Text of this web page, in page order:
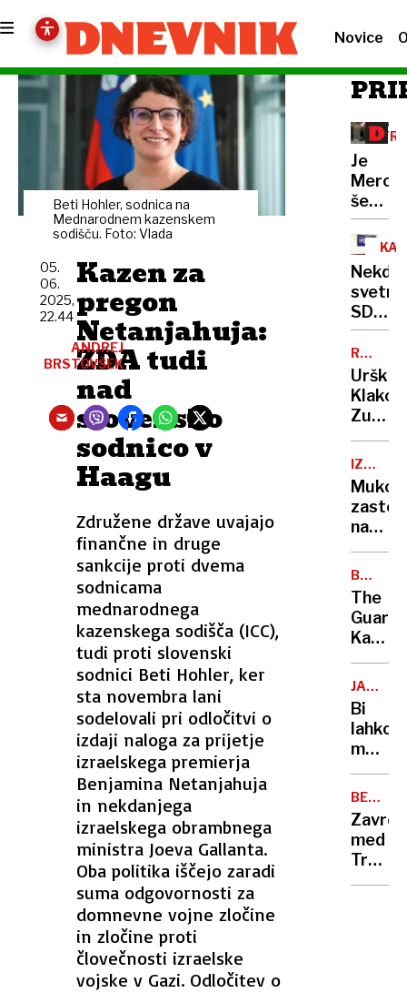
Novice
Beti Hohler, sodnica na
Mednarodnem kazenskem
sodišču. Foto: Vlada
Kazen za
pregon
Netanjahuja:
ZDA tudi
nad
slovensko
sodnico v
Haagu
Združene države uvajajo
finančne in druge
sankcije proti dvema
sodnicama
mednarodnega
kazenskega sodišča (ICC),
tudi proti slovenski
sodnici Beti Hohler, ker
sta novembra lani
sodelovali pri odločitvi o
izdaji naloga za prijetje
izraelskega premierja
Benjamina Netanjahuja
in nekdanjega
izraelskega obrambnega
ministra Joeva Gallanta.
Oba politika iščejo zaradi
suma odgovornosti za
domnevne vojne zločine
in zločine proti
človečnosti izraelske
vojske v Gazi. Odločitev o
05.
06.
2025,
22.44
ANDREJ
BRSTOVŠEK
Je
še
naprej
veliko
slabe
SDS
v
Z
pomoč
RUMENE
NOVICE
Urška
in
Bor
Zuljan
med
vzponi
in
padci,
Pahor
misice
IZ
MEDVOD
V
STEGNE
zastoji
na
Jeza
in
izzivi
POGLED
The
Kaj
lahko
nauči
svet
o
JASNO
Z
Bi
lahko
hude
nad
BELA
HIŠA
med
in